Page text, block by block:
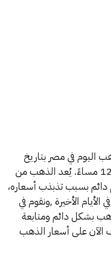
اليوم في مصر بتاريخ
الأثنين 4 نوفمبر الساعة 12:10 مساءً. يُعد الذهب من
دائم بسبب تذبذب أسعاره،
الأخيرة ,ونقوم في
الذهب بشكل دائم ومتابعة
الآن على أسعار الذهب